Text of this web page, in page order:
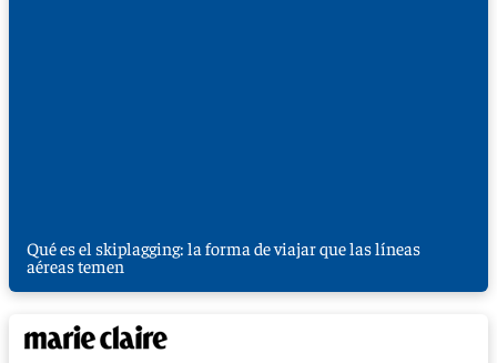
Qué es el skiplagging: la forma de viajar que las líneas
aéreas temen